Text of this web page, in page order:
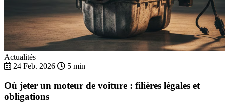
Actualités
24 Feb. 2026
5 min
Où jeter un moteur de voiture : filières légales et
obligations